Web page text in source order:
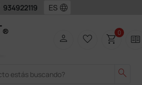
934922119 language
search
person favorite_border shopping_cart0 two_pager